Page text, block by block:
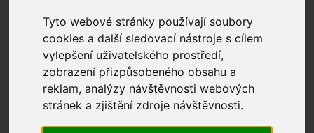
Tyto webové stránky používají soubory
cookies a další sledovací nástroje s cílem
vylepšení uživatelského prostředí,
zobrazení přizpůsobeného obsahu a
reklam, analýzy návštěvnosti webových
stránek a zjištění zdroje návštěvnosti.